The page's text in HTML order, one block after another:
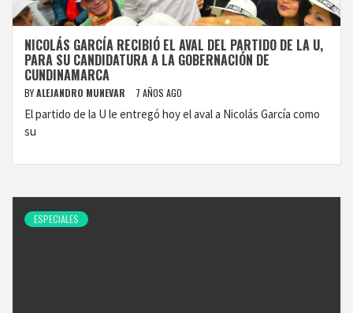
NICOLÁS GARCÍA RECIBIÓ EL AVAL DEL PARTIDO DE LA U,
PARA SU CANDIDATURA A LA GOBERNACIÓN DE
CUNDINAMARCA
BYALEJANDRO MUNEVAR 7 AÑOS AGO
El partido de la U le entregó hoy el aval a Nicolás García como
su
ESPECIALES